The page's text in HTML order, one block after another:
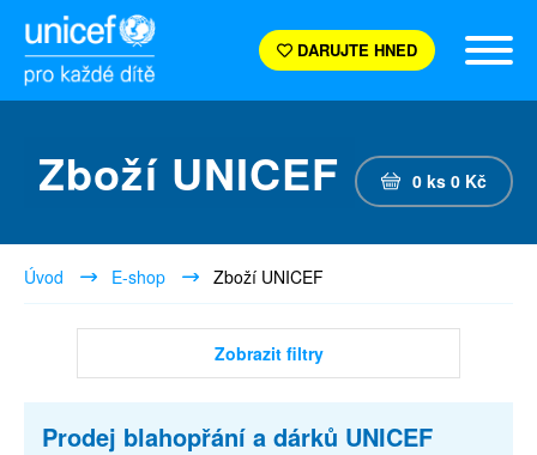
DARUJTE HNED
Zboží UNICEF 0 ks 0 Kč
Úvod E-shop Zboží UNICEF
Zobrazit filtry
Prodej blahopřání a dárků UNICEF